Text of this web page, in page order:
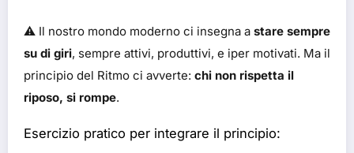
⚠️ Il nostro mondo moderno ci insegna a stare sempre
su di giri, sempre attivi, produttivi, e iper motivati. Ma il
principio del Ritmo ci avverte: chi non rispetta il
riposo, si rompe.
Esercizio pratico per integrare il principio: